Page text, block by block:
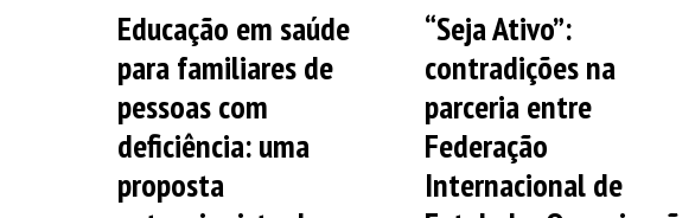
Educação em saúde
para familiares de
pessoas com
deficiência: uma
proposta
“Seja Ativo”:
contradições na
parceria entre
Federação
Internacional de